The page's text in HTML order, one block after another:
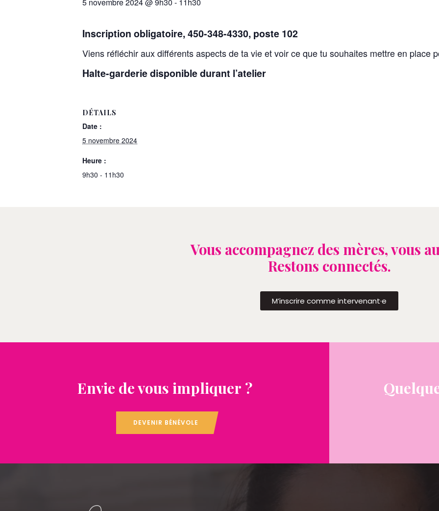
Inscription obligatoire, 450-348-4330, poste 102
Viens réfléchir aux différents aspects de ta vie et voir ce que tu souhaites mettre en place
Halte-garderie disponible durant l’atelier
DÉTAILS
Date :
5 novembre 2024
Heure :
9h30 - 11h30
Vous accompagnez des mères, vous
Restons connectés.
M’inscrire comme intervenant·e
Envie de vous impliquer ?
DEVENIR BÉNÉVOLE